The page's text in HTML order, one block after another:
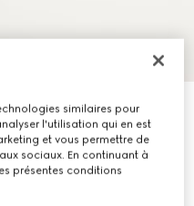
GG
similaires pour
l'utilisation qui en est
et vous permettre de
sociaux. En continuant à
présentes conditions